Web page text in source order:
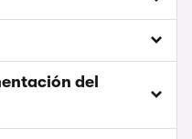
del